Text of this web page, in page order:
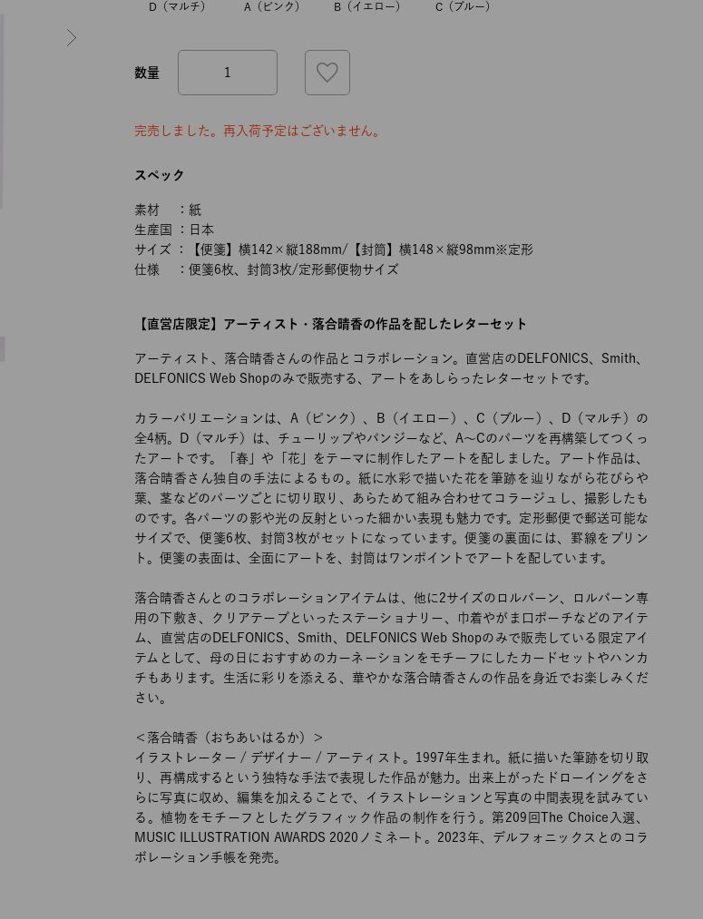
D（マルチ） A（ピンク） B（イエロー） C（ブルー）
完売しました。再入荷予定はございません。
スペック
素材 ：紙
生産国 ：日本
サイズ ：【便箋】横142×縦188mm/【封筒】横148×縦98mm※定形
仕様 ：便箋6枚、封筒3枚/定形郵便物サイズ
【直営店限定】アーティスト・落合晴香の作品を配したレターセット
アーティスト、落合晴香さんの作品とコラボレーション。直営店のDELFONICS、Smith、
DELFONICS Web Shopのみで販売する、アートをあしらったレターセットです。
カラーバリエーションは、A（ピンク）、B（イエロー）、C（ブルー）、D（マルチ）の
全4柄。D（マルチ）は、チューリップやパンジーなど、A～Cのパーツを再構築してつくっ
たアートです。「春」や「花」をテーマに制作したアートを配しました。アート作品は、
落合晴香さん独自の手法によるもの。紙に水彩で描いた花を筆跡を辿りながら花びらや
葉、茎などのパーツごとに切り取り、あらためて組み合わせてコラージュし、撮影したも
のです。各パーツの影や光の反射といった細かい表現も魅力です。定形郵便で郵送可能な
サイズで、便箋6枚、封筒3枚がセットになっています。便箋の裏面には、罫線をプリン
ト。便箋の表面は、全面にアートを、封筒はワンポイントでアートを配しています。
落合晴香さんとのコラボレーションアイテムは、他に2サイズのロルバーン、ロルバーン専
用の下敷き、クリアテープといったステーショナリー、巾着やがま口ポーチなどのアイテ
ム、直営店のDELFONICS、Smith、DELFONICS Web Shopのみで販売している限定アイ
テムとして、母の日におすすめのカーネーションをモチーフにしたカードセットやハンカ
チもあります。生活に彩りを添える、華やかな落合晴香さんの作品を身近でお楽しみくだ
さい。
＜落合晴香（おちあいはるか）＞
イラストレーター / デザイナー / アーティスト。1997年生まれ。紙に描いた筆跡を切り取
り、再構成するという独特な手法で表現した作品が魅力。出来上がったドローイングをさ
らに写真に収め、編集を加えることで、イラストレーションと写真の中間表現を試みてい
る。植物をモチーフとしたグラフィック作品の制作を行う。第209回The Choice入選、
MUSIC ILLUSTRATION AWARDS 2020ノミネート。2023年、デルフォニックスとのコラ
ボレーション手帳を発売。